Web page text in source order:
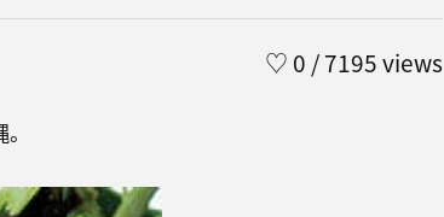
♡ 0 / 7195 views